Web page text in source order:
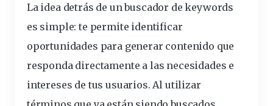
La idea detrás de unbuscador de keywords
es simple: te permite identificar
oportunidades para generar contenido que
responda directamente a las necesidades e
intereses de tususuarios. Al utilizar